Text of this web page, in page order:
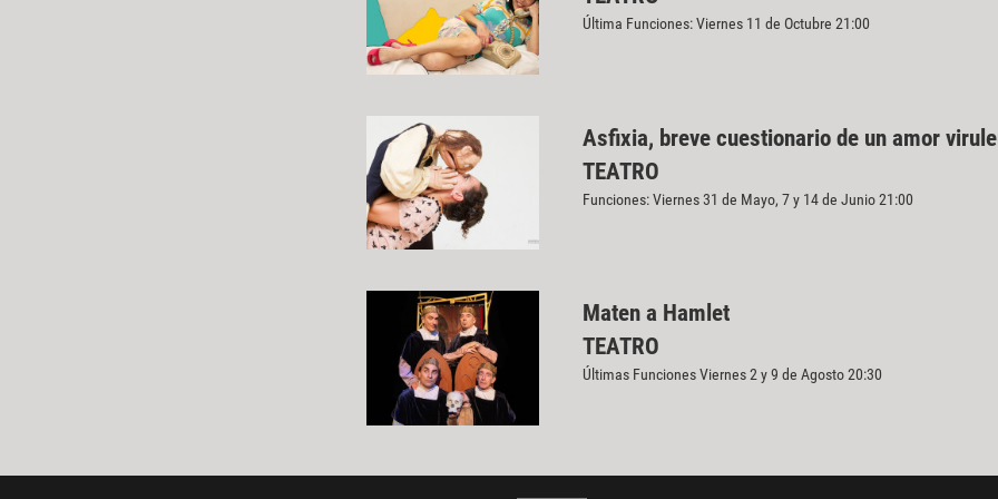
Última Funciones: Viernes 11 de Octubre 21:00
Asfixia, breve cuestionario de un amor
TEATRO
Funciones: Viernes 31 de Mayo, 7 y 14 de Junio 21:00
Maten a Hamlet
TEATRO
Últimas Funciones Viernes 2 y 9 de Agosto 20:30